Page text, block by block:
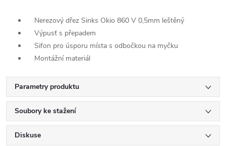
Nerezový dřez Sinks Okio 860 V 0,5mm leštěný
Výpusť s přepadem
Sifon pro úsporu místa s odbočkou na myčku
Montážní materiál
Parametry produktu
Soubory ke stažení
Diskuse